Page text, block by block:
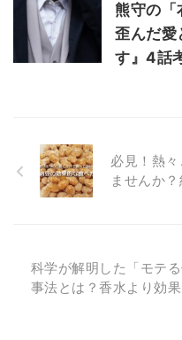
熊守の「
歪んだ
す』4話
必見！熱
ませんか
科学が解明した「モテ
事法とは？香水より効